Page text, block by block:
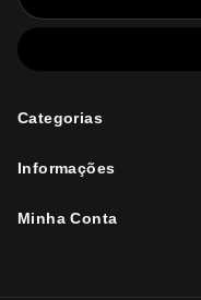
Categorias
Informações
Minha Conta